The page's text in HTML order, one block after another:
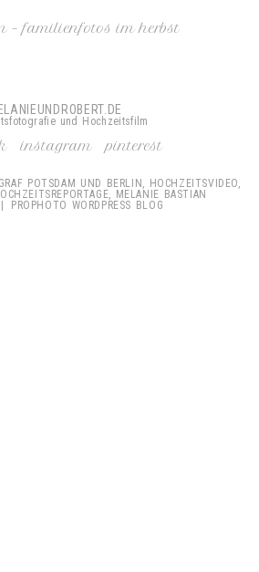
– familienfotos im herbst
und Hochzeitsfilm
instagram pinterest
POTSDAM UND BERLIN, HOCHZEITSVIDEO,
MELANIE BASTIAN
| PROPHOTO WORDPRESS BLOG